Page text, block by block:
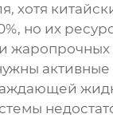
хотя
но их
жаропрочных
активные